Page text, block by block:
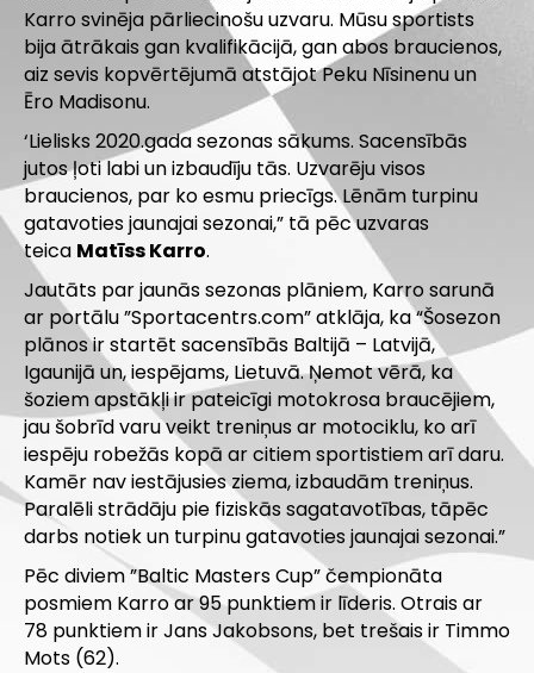
Karro svinēja pārliecinošu uzvaru. Mūsu sportists
bija ātrākais gan kvalifikācijā, gan abos braucienos,
aiz sevis kopvērtējumā atstājot Peku Nīsinenu un
Ēro Madisonu.
‘Lielisks 2020.gada sezonas sākums. Sacensībās
jutos ļoti labi un izbaudīju tās. Uzvarēju visos
braucienos, par ko esmu priecīgs. Lēnām turpinu
gatavoties jaunajai sezonai,” tā pēc uzvaras
teica Matīss Karro.
Jautāts par jaunās sezonas plāniem, Karro sarunā
ar portālu ”Sportacentrs.com” atklāja, ka “Šosezon
plānos ir startēt sacensībās Baltijā – Latvijā,
Igaunijā un, iespējams, Lietuvā. Ņemot vērā, ka
šoziem apstākļi ir pateicīgi motokrosa braucējiem,
jau šobrīd varu veikt treniņus ar motociklu, ko arī
iespēju robežās kopā ar citiem sportistiem arī daru.
Kamēr nav iestājusies ziema, izbaudām treniņus.
Paralēli strādāju pie fiziskās sagatavotības, tāpēc
darbs notiek un turpinu gatavoties jaunajai sezonai.”
Pēc diviem ”Baltic Masters Cup” čempionāta
posmiem Karro ar 95 punktiem ir līderis. Otrais ar
78 punktiem ir Jans Jakobsons, bet trešais ir Timmo
Mots (62).